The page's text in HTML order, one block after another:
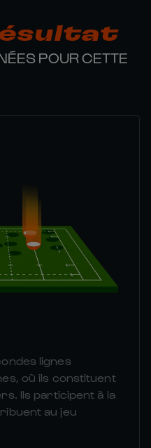
POUR CETTE
lignes
où ils constituent
Ils participent à la
au jeu